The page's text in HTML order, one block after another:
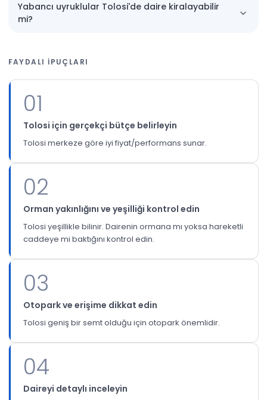
Yabancı uyruklular Tolosi'de daire kiralayabilir
mi?
FAYDALI IPUÇLARI
01
Tolosi için gerçekçi bütçe belirleyin
Tolosi merkeze göre iyi fiyat/performans sunar.
02
Orman yakınlığını ve yeşilliği kontrol edin
Tolosi yeşillikle bilinir. Dairenin ormana mı yoksa hareketli
caddeye mi baktığını kontrol edin.
03
Otopark ve erişime dikkat edin
Tolosi geniş bir semt olduğu için otopark önemlidir.
04
Daireyi detaylı inceleyin